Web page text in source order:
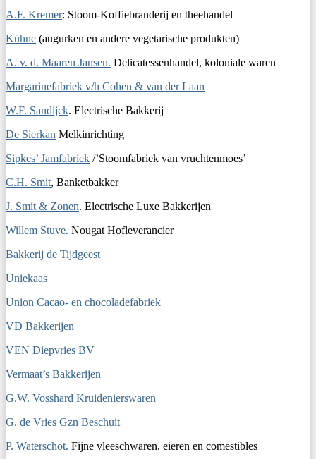
A.F. Kremer: Stoom-Koffiebranderij en theehandel
Kühne (augurken en andere vegetarische produkten)
A. v. d. Maaren Jansen. Delicatessenhandel, koloniale waren
Margarinefabriek v/h Cohen & van der Laan
W.F. Sandijck. Electrische Bakkerij
De Sierkan Melkinrichting
Sipkes’ Jamfabriek /’Stoomfabriek van vruchtenmoes’
C.H. Smit, Banketbakker
J. Smit & Zonen. Electrische Luxe Bakkerijen
Willem Stuve. Nougat Hofleverancier
Bakkerij de Tijdgeest
Uniekaas
Union Cacao- en chocoladefabriek
VD Bakkerijen
VEN Diepvries BV
Vermaat’s Bakkerijen
G.W. Vosshard Kruidenierswaren
G. de Vries Gzn Beschuit
P. Waterschot. Fijne vleeschwaren, eieren en comestibles